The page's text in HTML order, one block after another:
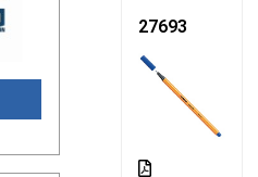
27693